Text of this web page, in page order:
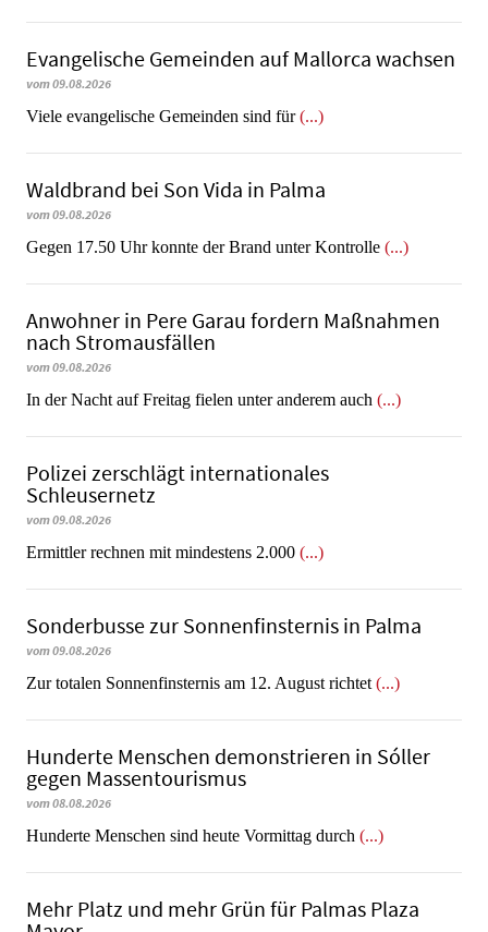
Evangelische Gemeinden auf Mallorca wachsen
vom 09.08.2026
Viele evangelische Gemeinden sind für(...)
Waldbrand bei Son Vida in Palma
vom 09.08.2026
Gegen 17.50 Uhr konnte der Brand unter Kontrolle (...)
Anwohner in Pere Garau fordern Maßnahmen
nach Stromausfällen
vom 09.08.2026
In der Nacht auf Freitag fielen unter anderem auch (...)
Polizei zerschlägt internationales
Schleusernetz
vom 09.08.2026
Ermittler rechnen mit mindestens 2.000 (...)
Sonderbusse zur Sonnenfinsternis in Palma
vom 09.08.2026
Zur totalen Sonnenfinsternis am 12. August richtet (...)
Hunderte Menschen demonstrieren in Sóller
gegen Massentourismus
vom 08.08.2026
Hunderte Menschen sind heute Vormittag durch (...)
Mehr Platz und mehr Grün für Palmas Plaza